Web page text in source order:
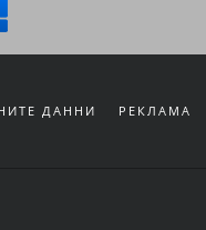
ДАННИ РЕКЛАМА